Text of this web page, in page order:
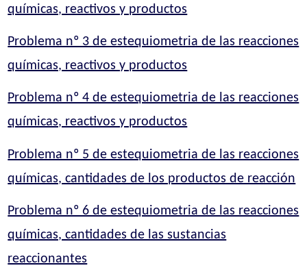
químicas, reactivos y productos
Problema nº 3 de estequiometria de las reacciones
químicas, reactivos y productos
Problema nº 4 de estequiometria de las reacciones
químicas, reactivos y productos
Problema nº 5 de estequiometria de las reacciones
químicas, cantidades de los productos de reacción
Problema nº 6 de estequiometria de las reacciones
químicas, cantidades de las sustancias
reaccionantes